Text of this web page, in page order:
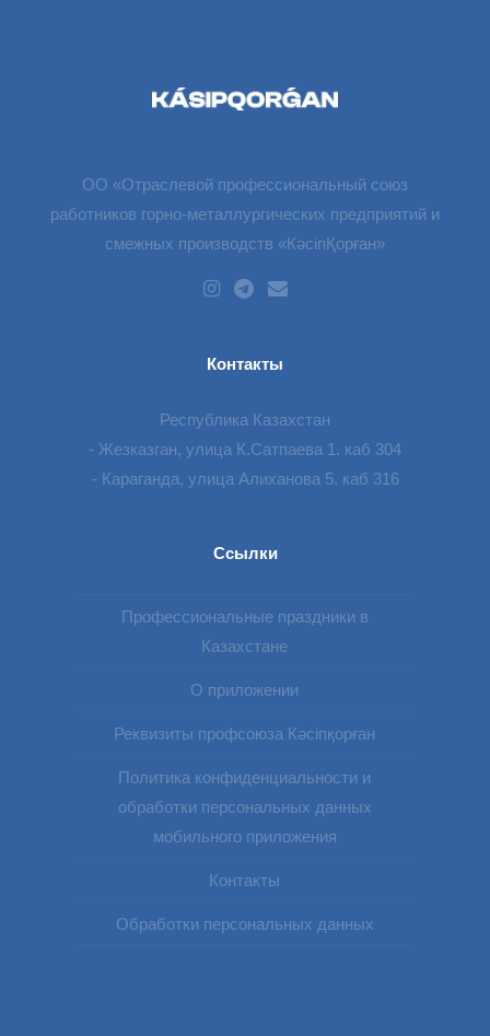
ОО «Отраслевой профессиональный союз
работников горно-металлургических предприятий и
смежных производств «КәсіпҚорған»
Контакты
Республика Казахстан
- Жезказган, улица К.Сатпаева 1. каб 304
- Караганда, улица Алиханова 5. каб 316
Ссылки
Профессиональные праздники в
Казахстане
О приложении
Реквизиты профсоюза Кәсіпқорған
Политика конфиденциальности и
обработки персональных данных
мобильного приложения
Контакты
Обработки персональных данных